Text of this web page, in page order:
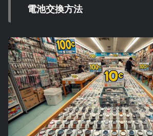
電池交換方法